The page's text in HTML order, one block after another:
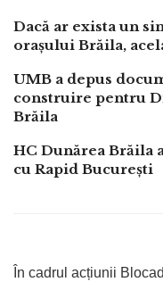
Dacă ar exista un
orașului Brăila,
UMB a depus
construire pentru
Brăila
HC Dunărea Brăila
cu Rapid București
În cadrul acțiunii